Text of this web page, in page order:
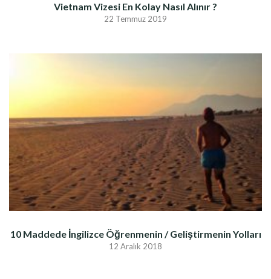
Vietnam Vizesi En Kolay Nasıl Alınır ?
22 Temmuz 2019
10 Maddede İngilizce Öğrenmenin / Geliştirmenin Yolları
12 Aralık 2018